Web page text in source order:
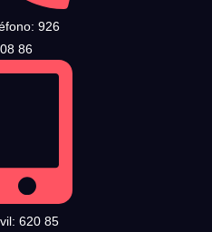
926
86
620 85